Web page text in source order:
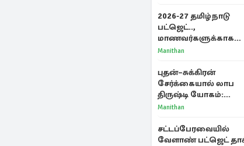
2026-27 தமிழ்நாடு
பட்ஜெட்..,
மாணவர்களுக்காக
வெளியான முக்கிய
Manithan
புதன்–சுக்கிரன்
சேர்க்கையால் லாப
திருஷ்டி யோகம்:
அதிர்ஷ்டம் பெறும் டாப்
Manithan
சட்டப்பேரவையில்
வேளாண் பட்ஜெட்